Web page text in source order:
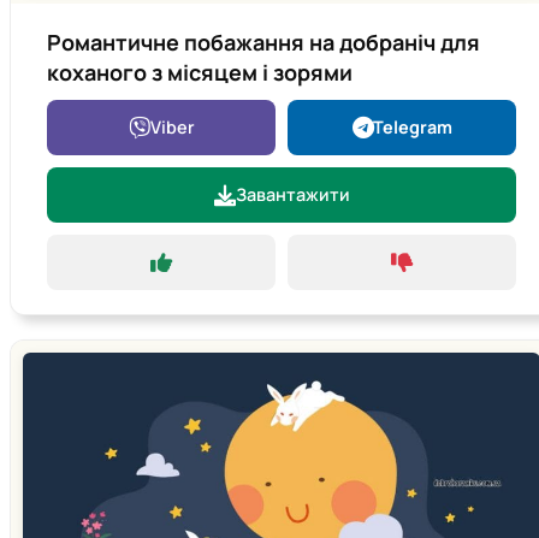
Романтичне побажання на добраніч для
коханого з місяцем і зорями
Viber Telegram
Завантажити